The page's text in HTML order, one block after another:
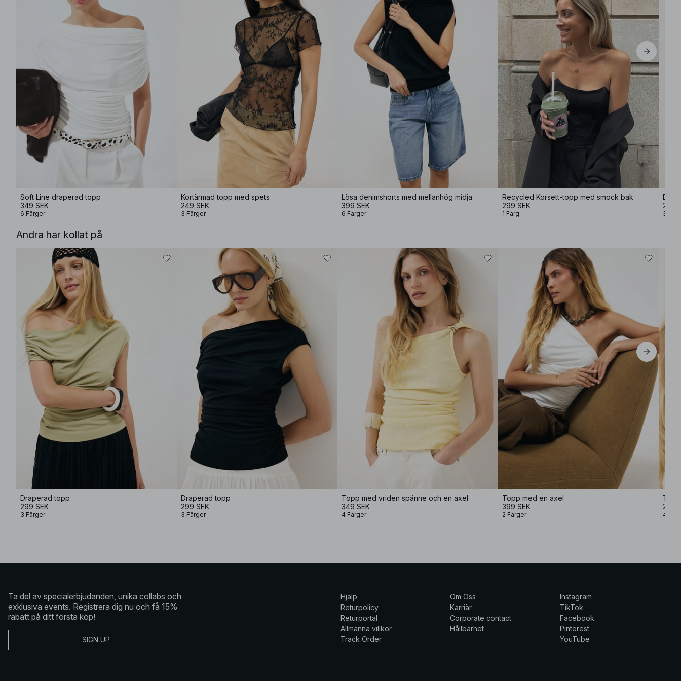
Soft Line draperad topp
349 SEK
6 Färger
Kortärmad topp med spets
249 SEK
3 Färger
Lösa denimshorts med mellanhög midja
399 SEK
6 Färger
Recycled Korsett-topp med smock bak
299 SEK
1 Färg
299
3
Andra har kollat på
Draperad topp
299 SEK
3 Färger
Draperad topp
299 SEK
3 Färger
Topp med vriden spänne och en axel
349 SEK
4 Färger
Topp med en axel
399 SEK
2 Färger 4
Ta del av specialerbjudanden, unika collabs och
exklusiva events. Registrera dig nu och få 15%
rabatt på ditt första köp!
SIGN UP
Hjälp
Returpolicy
Returportal
Allmänna villkor
Track Order
Om Oss
Karriär
Corporate contact
Hållbarhet
Instagram
TikTok
Facebook
Pinterest
YouTube